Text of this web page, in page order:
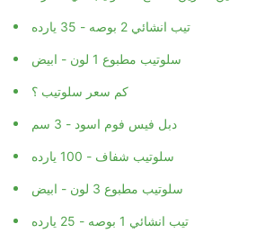
تيب انشائي 2 بوصه - 35 يارده
سلوتيب مطبوع 1 لون - ابيض
كم سعر سلوتيب ؟
دبل فيس فوم اسود - 3 سم
سلوتيب شفاف - 100 يارده
سلوتيب مطبوع 3 لون - ابيض
تيب انشائي 1 بوصه - 25 يارده